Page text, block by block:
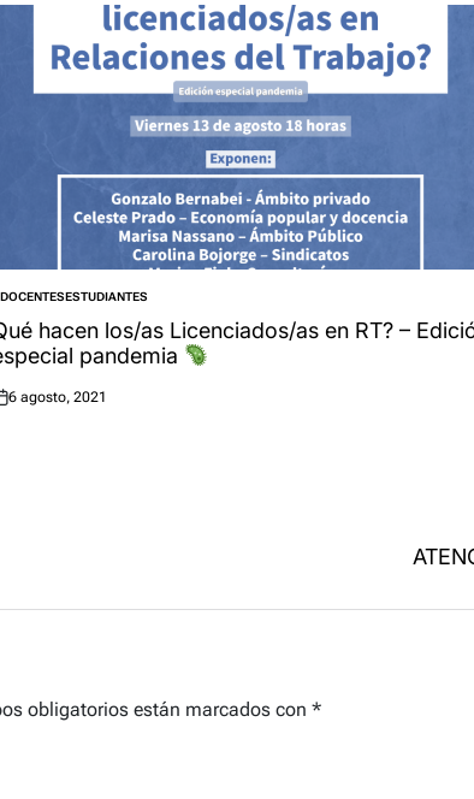
DOCENTESESTUDIANTES
hacen los/as Licenciados/as en RT? –
pandemia
6 agosto, 2021
obligatorios están marcados con *